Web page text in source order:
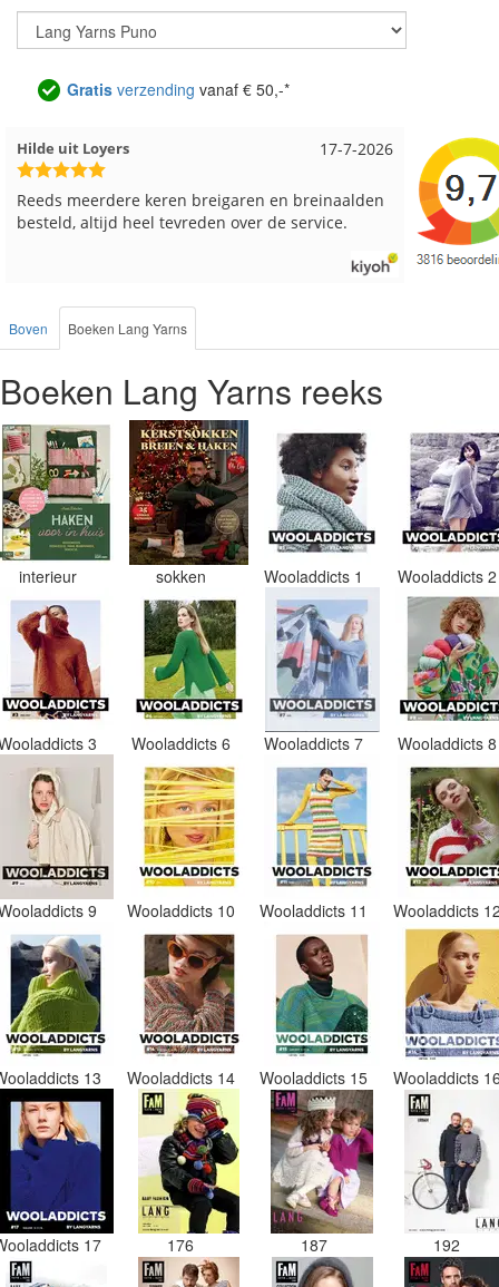
Gratis verzending vanaf € 50,-*
keren breigaren en breinaalden
heel tevreden over de service.
Loes uit EMMELOORD
Snelle levering en
Boven Boeken Lang Yarns
Boeken Lang Yarns reeks
interieur sokken Wooladdicts 1 Wooladdicts
3 Wooladdicts 6 Wooladdicts 7 Wooladdicts
9 Wooladdicts 10 Wooladdicts 11 Wooladdicts
13 Wooladdicts 14 Wooladdicts 15 Wooladdicts
17 176 187 192